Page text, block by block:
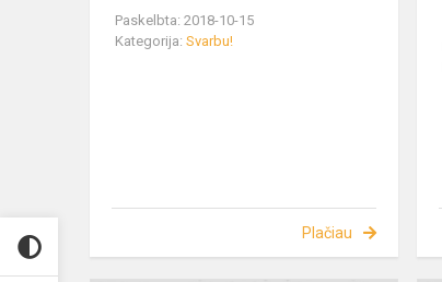
Paskelbta: 2018-10-15
Kategorija: Svarbu!
Plačiau